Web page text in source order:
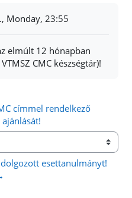
Monday, 23:55
elmúlt 12 hónapban
CMC készségtár)!
címmel rendelkező
esettanulmányt!